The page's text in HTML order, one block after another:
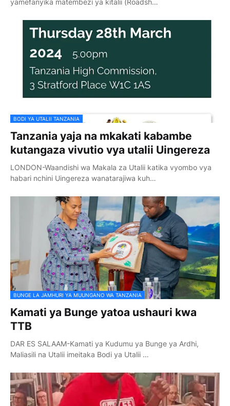
yamefanyika matembezi ya kitalii (Roadsh…
BODI YA UTALII TANZANIA
Tanzania yaja na mkakati kabambe
kutangaza vivutio vya utalii Uingereza
LONDON-Waandishi wa Makala za Utalii katika vyombo vya
habari nchini Uingereza wanatarajiwa kuh…
BUNGE LA JAMHURI YA MUUNGANO WA TANZANIA
Kamati ya Bunge yatoa ushauri kwa
TTB
DAR ES SALAAM-Kamati ya Kudumu ya Bunge ya Ardhi,
Maliasili na Utalii imeitaka Bodi ya Utalii …